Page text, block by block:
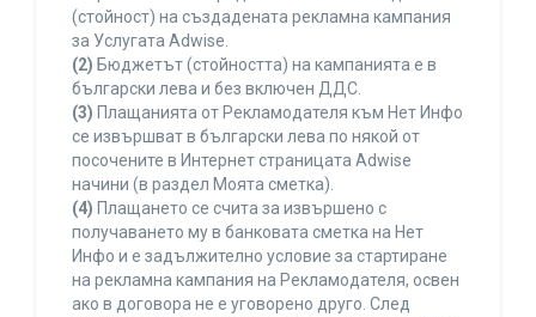
(стойност) на създадената рекламна кампания
за Услугата Adwise.
(2) Бюджетът (стойността) на кампанията е в
български лева и без включен ДДС.
(3) Плащанията от Рекламодателя към Нет Инфо
се извършват в български лева по някой от
посочените в Интернет страницата Adwise
начини (в раздел Моята сметка).
(4) Плащането се счита за извършено с
получаването му в банковата сметка на Нет
Инфо и е задължително условие за стартиране
на рекламна кампания на Рекламодателя, освен
ако в договора не е уговорено друго. След